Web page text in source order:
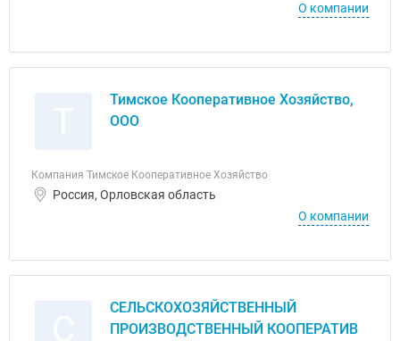
О компании
Тимское Кооперативное Хозяйство,
ООО
Компания Тимское Кооперативное Хозяйство
Россия, Орловская область
О компании
СЕЛЬСКОХОЗЯЙСТВЕННЫЙ
ПРОИЗВОДСТВЕННЫЙ КООПЕРАТИВ